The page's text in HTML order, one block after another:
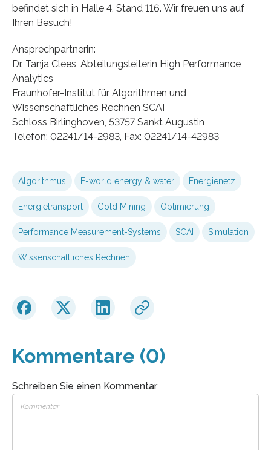
befindet sich in Halle 4, Stand 116. Wir freuen uns auf
Ihren Besuch!
Ansprechpartnerin:
Dr. Tanja Clees, Abteilungsleiterin High Performance
Analytics
Fraunhofer-Institut für Algorithmen und
Wissenschaftliches Rechnen SCAI
Schloss Birlinghoven, 53757 Sankt Augustin
Telefon: 02241/14-2983, Fax: 02241/14-42983
Algorithmus E-world energy & water Energienetz
Energietransport Gold Mining Optimierung
Performance Measurement-Systems SCAI Simulation
Wissenschaftliches Rechnen
Kommentare (0)
Schreiben Sie einen Kommentar